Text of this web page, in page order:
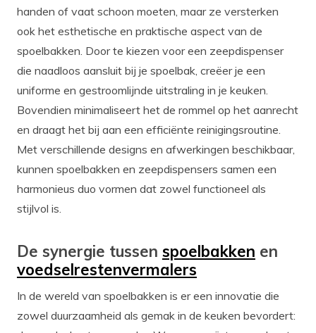
handen of vaat schoon moeten, maar ze versterken
ook het esthetische en praktische aspect van de
spoelbakken. Door te kiezen voor een zeepdispenser
die naadloos aansluit bij je spoelbak, creëer je een
uniforme en gestroomlijnde uitstraling in je keuken.
Bovendien minimaliseert het de rommel op het aanrecht
en draagt het bij aan een efficiënte reinigingsroutine.
Met verschillende designs en afwerkingen beschikbaar,
kunnen spoelbakken en zeepdispensers samen een
harmonieus duo vormen dat zowel functioneel als
stijlvol is.
De synergie tussen spoelbakken en
voedselrestenvermalers
In de wereld van spoelbakken is er een innovatie die
zowel duurzaamheid als gemak in de keuken bevordert: